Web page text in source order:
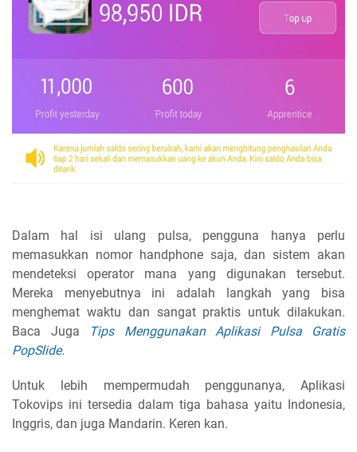
Dalam hal isi ulang pulsa, pengguna hanya perlu
memasukkan nomor handphone saja, dan sistem akan
mendeteksi operator mana yang digunakan tersebut.
Mereka menyebutnya ini adalah langkah yang bisa
menghemat waktu dan sangat praktis untuk dilakukan.
Baca Juga
Tips Menggunakan Aplikasi Pulsa Gratis
PopSlide.
Untuk lebih mempermudah penggunanya, Aplikasi
Tokovips ini tersedia dalam tiga bahasa yaitu Indonesia,
Inggris, dan juga Mandarin. Keren kan.